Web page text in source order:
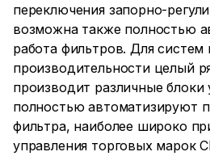
переключения запорно-
возможна также полностью
работа фильтров. Для
производительности целый
производит различные блоки
полностью автоматизируют
фильтра, наиболее широко
управления торговых марок